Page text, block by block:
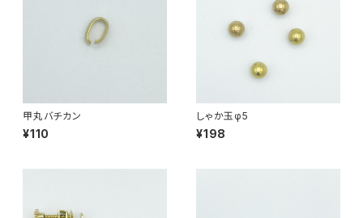
甲丸バチカン
¥110
しゃか玉φ5
¥198